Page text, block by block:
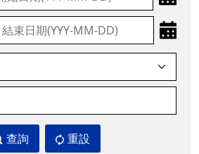
查詢 重設